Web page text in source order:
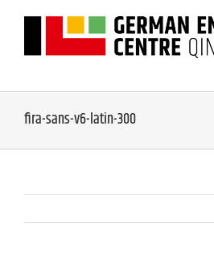
fira-sans-v6-latin-300